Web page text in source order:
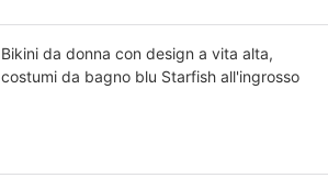
Bikini da donna con design a vita alta,
costumi da bagno blu Starfish all'ingrosso